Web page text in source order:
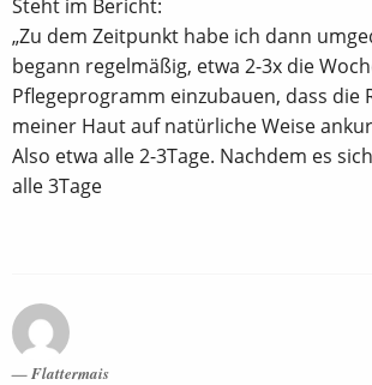
Steht im Bericht:
„Zu dem Zeitpunkt habe ich dann
begann regelmäßig, etwa 2-3x die
Pflegeprogramm einzubauen, dass die
meiner Haut auf natürliche Weise
Also etwa alle 2-3Tage. Nachdem es
alle 3Tage
Flattermais